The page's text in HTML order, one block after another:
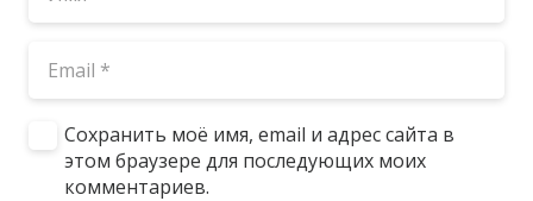
Сохранить моё имя, email и адрес сайта в
этом браузере для последующих моих
комментариев.